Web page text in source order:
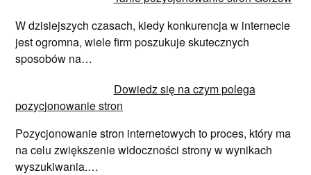
W dzisiejszych czasach, kiedy konkurencja w internecie
jest ogromna, wiele firm poszukuje skutecznych
sposobów na…
Dowiedz się na czym polega
pozycjonowanie stron
Pozycjonowanie stron internetowych to proces, który ma
na celu zwiększenie widoczności strony w wynikach
wyszukiwania.…